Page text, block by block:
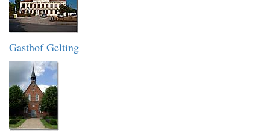
Gasthof Gelting